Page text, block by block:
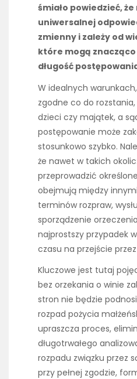
śmiało powiedzieć,
uniwersalnej
zmienny i zależy od
które mogą znacząco
długość
W idealnych
zgodne co do
dzieci czy majątek, a
postępowanie może
stosunkowo szybko.
że nawet w takich
przeprowadzić
obejmują między
terminów rozpraw,
sporządzenie
najprostszy przypadek
czasu na przejście
Kluczowe jest tutaj
bez orzekania o winie
stron nie będzie
rozpad pożycia
upraszcza proces,
długotrwałego
rozpadu związku przez
przy pełnej zgodzie,